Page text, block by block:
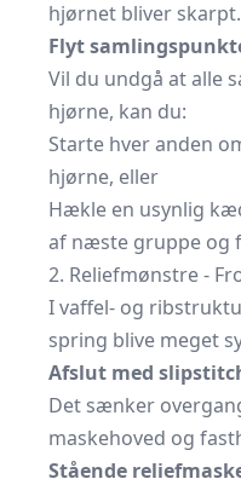
hjørnet bliver skarpt.
Flyt
Vil du undgå at alle
hjørne, kan du:
Starte hver anden
hjørne, eller
Hækle en usynlig
af næste gruppe og
2. Reliefmønstre -
I vaffel- og
spring blive meget
Afslut med
Det sænker
maske­hoved og
Stående